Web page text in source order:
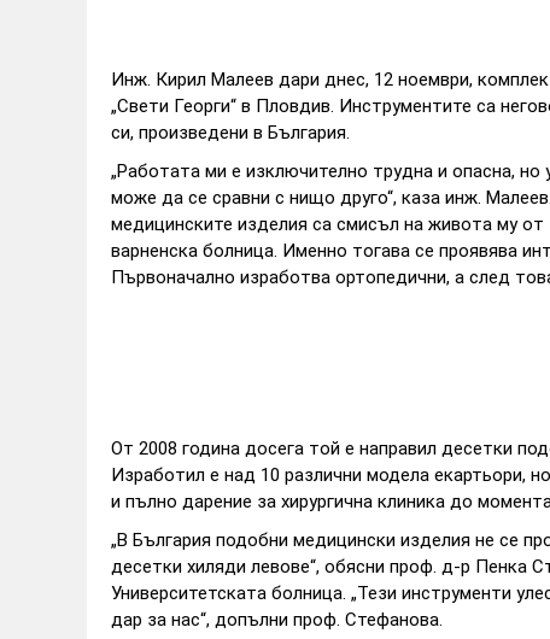
Инж. Кирил Малеев дари днес, 12 ноември,
„Свети Георги“ в Пловдив. Инструментите са
си, произведени в България.
„Работата ми е изключително трудна и опасна,
може да се сравни с нищо друго“, каза инж.
медицинските изделия са смисъл на живота му
варненска болница. Именно тогава се проявява
Първоначално изработва ортопедични, а след
От 2008 година досега той е направил десетки
Изработил е над 10 различни модела екартьори,
и пълно дарение за хирургична клиника до
„В България подобни медицински изделия не се
десетки хиляди левове“, обясни проф. д-р Пенка
Университетската болница. „Тези инструменти
дар за нас“, допълни проф. Стефанова.